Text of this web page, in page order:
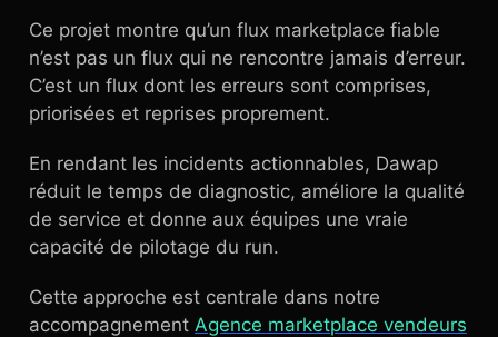
Ce projet montre qu’un flux marketplace fiable
n’est pas un flux qui ne rencontre jamais d’erreur.
C’est un flux dont les erreurs sont comprises,
priorisées et reprises proprement.
En rendant les incidents actionnables, Dawap
réduit le temps de diagnostic, améliore la qualité
de service et donne aux équipes une vraie
capacité de pilotage du run.
Cette approche est centrale dans notre
accompagnement Agence marketplace vendeurs